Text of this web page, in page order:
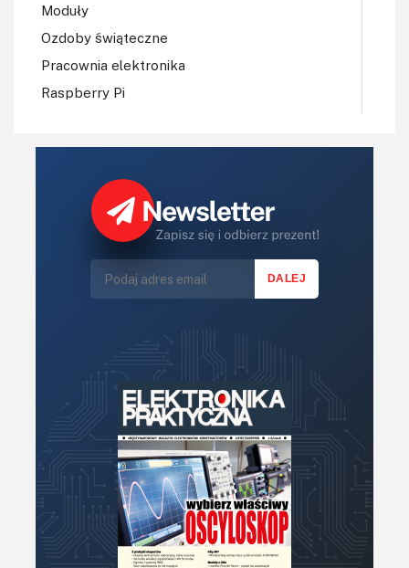
Moduły
Ozdoby świąteczne
Pracownia elektronika
Raspberry Pi
Robotyka
Sterowniki silników
Technika μP, μC, PLD
Termometry i termostaty